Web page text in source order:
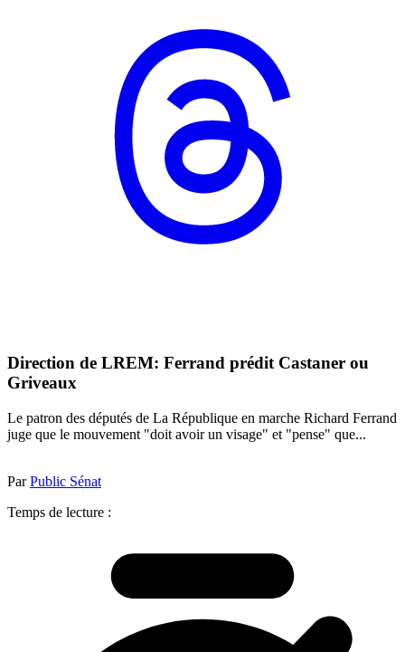
Direction de LREM: Ferrand prédit Castaner ou
Griveaux
Le patron des députés de La République en marche Richard Ferrand
juge que le mouvement "doit avoir un visage" et "pense" que...
ParPublic Sénat
Temps de lecture :